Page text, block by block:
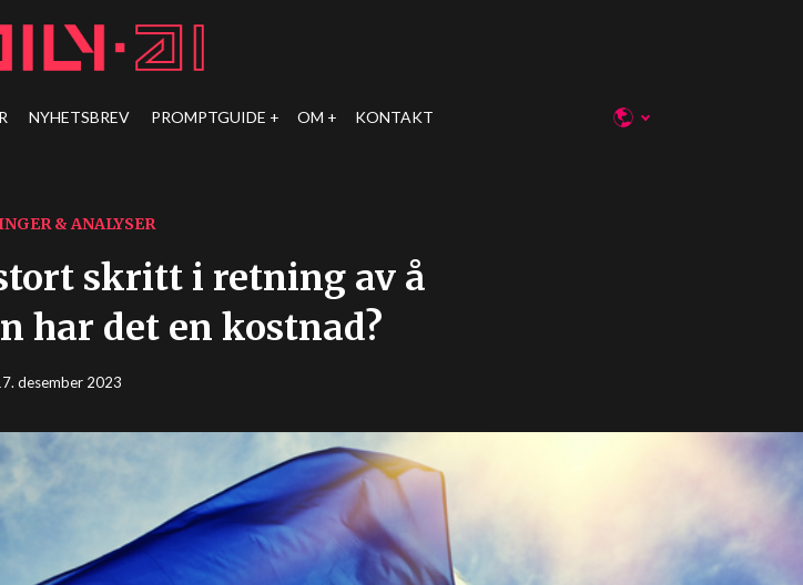
NYHETSBREV PROMPTGUIDE OM KONTAKT
& ANALYSER
skritt i retning av å
har det en kostnad?
desember 2023